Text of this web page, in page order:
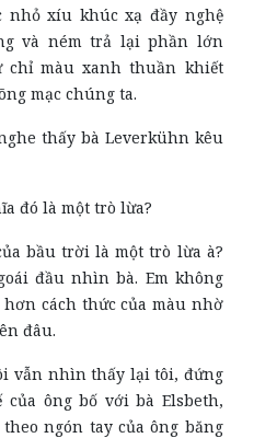
nhỏ xíu khúc xạ đầy nghệ
và ném trả lại phần lớn
chỉ màu xanh thuần khiết
mạc chúng ta.
thấy bà Leverkühn kêu
đó là một trò lừa?
bầu trời là một trò lừa à?
đầu nhìn bà. Em không
cách thức của màu nhờ
đâu.
vẫn nhìn thấy lại tôi, đứng
của ông bố với bà Elsbeth,
ngón tay của ông băng